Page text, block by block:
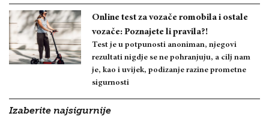
Online test za vozače romobila i ostale
vozače: Poznajete li pravila?!
Test je u potpunosti anoniman, njegovi
rezultati nigdje se ne pohranjuju, a cilj nam
je, kao i uvijek, podizanje razine prometne
sigurnosti
Izaberite najsigurnije